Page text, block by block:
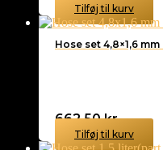
Tilføj til kurv
Hose set 4,8×1,6
662,50kr.
Tilføj til kurv